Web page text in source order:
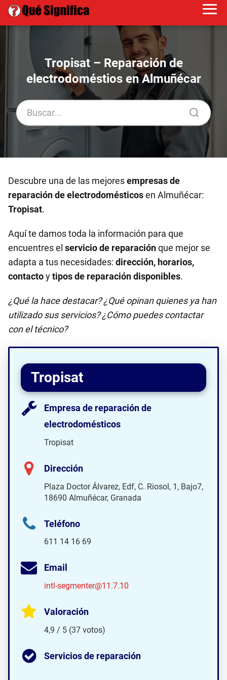
Tropisat – Reparación de
electrodoméstios en Almuñécar
Descubre una de las mejoresempresas de
reparación de electrodomésticosen Almuñécar:
Tropisat.
Aquí te damos toda la información para que
encuentres el servicio de reparaciónque mejor se
adapta a tus necesidades: dirección, horarios,
contactoytipos de reparación disponibles.
¿Qué la hace destacar? ¿Qué opinan quienes ya han
utilizado sus servicios? ¿Cómo puedes contactar
con el técnico?
Tropisat
Empresa de reparación de
electrodomésticos
Tropisat
Dirección
Plaza Doctor Álvarez, Edf, C. Riosol, 1, Bajo7,
18690 Almuñécar, Granada
Teléfono
611 14 16 69
Email
intl-segmenter@11.7.10
Valoración
4,9 / 5 (37 votos)
Servicios de reparación